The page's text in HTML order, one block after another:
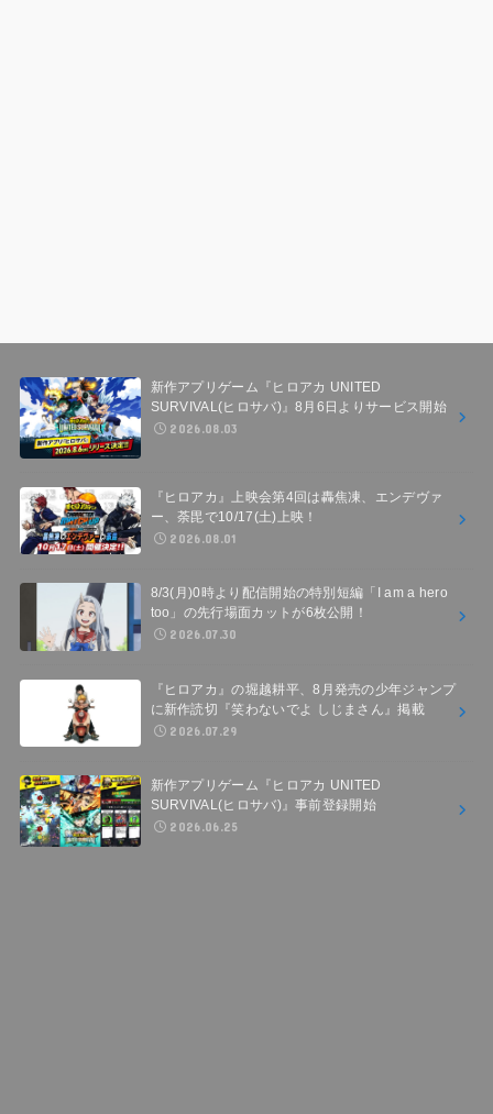
新作アプリゲーム『ヒロアカ UNITED
SURVIVAL(ヒロサバ)』8月6日よりサービス開始
2026.08.03
『ヒロアカ』上映会第4回は轟焦凍、エンデヴァ
ー、荼毘で10/17(土)上映！
2026.08.01
8/3(月)0時より配信開始の特別短編「I am a hero
too」の先行場面カットが6枚公開！
2026.07.30
『ヒロアカ』の堀越耕平、8月発売の少年ジャンプ
に新作読切『笑わないでよ しじまさん』掲載
2026.07.29
新作アプリゲーム『ヒロアカ UNITED
SURVIVAL(ヒロサバ)』事前登録開始
2026.06.25